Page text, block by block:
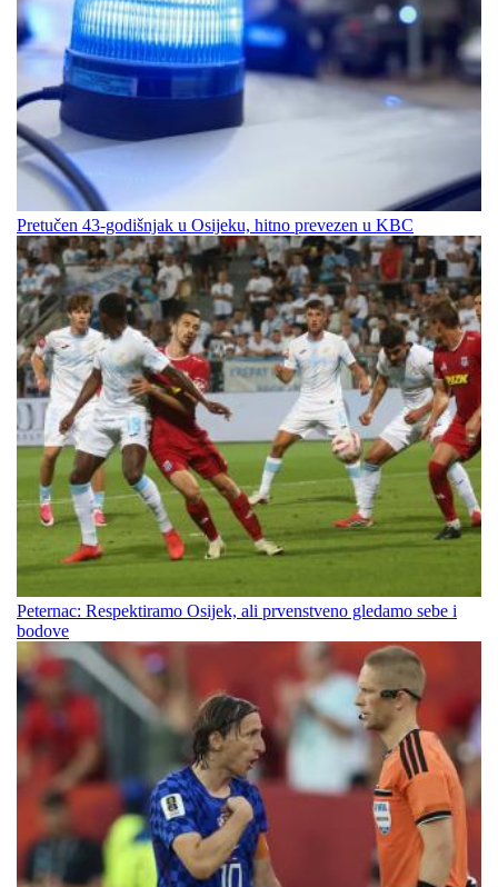
Pretučen 43-godišnjak u Osijeku, hitno prevezen u KBC
Peternac: Respektiramo Osijek, ali prvenstveno gledamo sebe i
bodove